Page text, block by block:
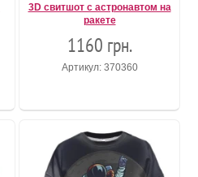
3D свитшот с астронавтом на
ракете
1160 грн.
Артикул: 370360